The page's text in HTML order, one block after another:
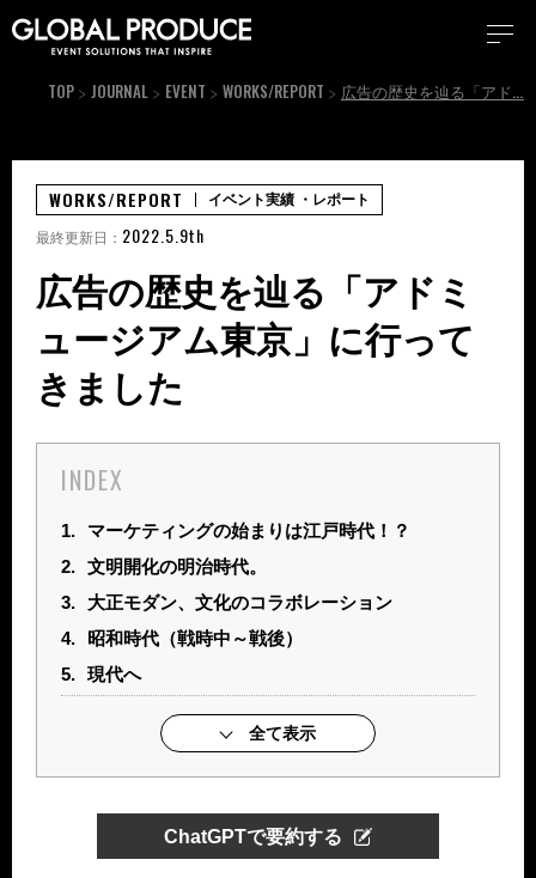
TOP JOURNAL EVENT WORKS/REPORT 広告の歴史を辿る「アドミュージアム東京」に行ってきました
広告の歴史を辿る「アドミ
ュージアム東京」に行って
きました
INDEX
1.
マーケティングの始まりは江戸時代！？
2. 文明開化の明治時代。
3.
大正モダン、文化のコラボレーション
4.
昭和時代（戦時中～戦後）
5. 現代へ
全て表示
ChatGPTで要約する
WORKS/REPORT イベント実績 ・レポート
最終更新日： 2022.5.9th